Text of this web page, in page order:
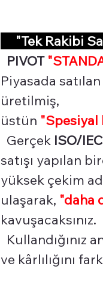
"Tek Rakibi
PIVOT
Piyasada
üretilmiş,
üstün "Spesiyal
Gerçek ISO/
satışı yapılan
yüksek çekim
ulaşarak, "daha
kavuşacaksınız.
Kullandığınız
ve kârlılığını